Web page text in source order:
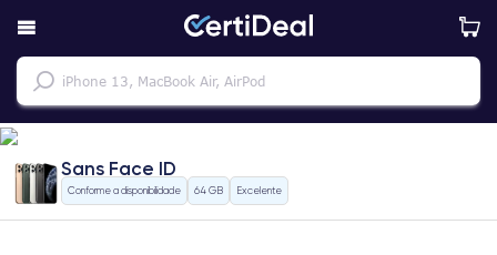
Sans Face ID
Conforme a disponibilidade 64 GB Excelente